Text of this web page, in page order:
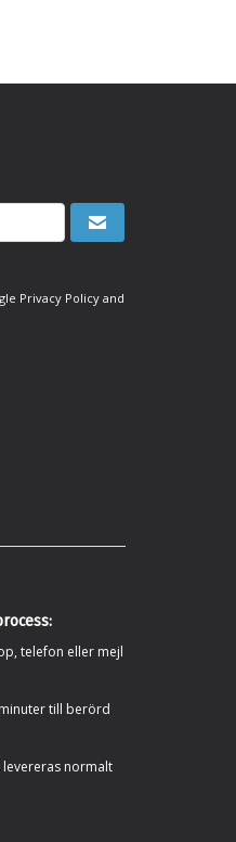
Privacy Policy and
telefon eller mejl
till berörd
levereras normalt